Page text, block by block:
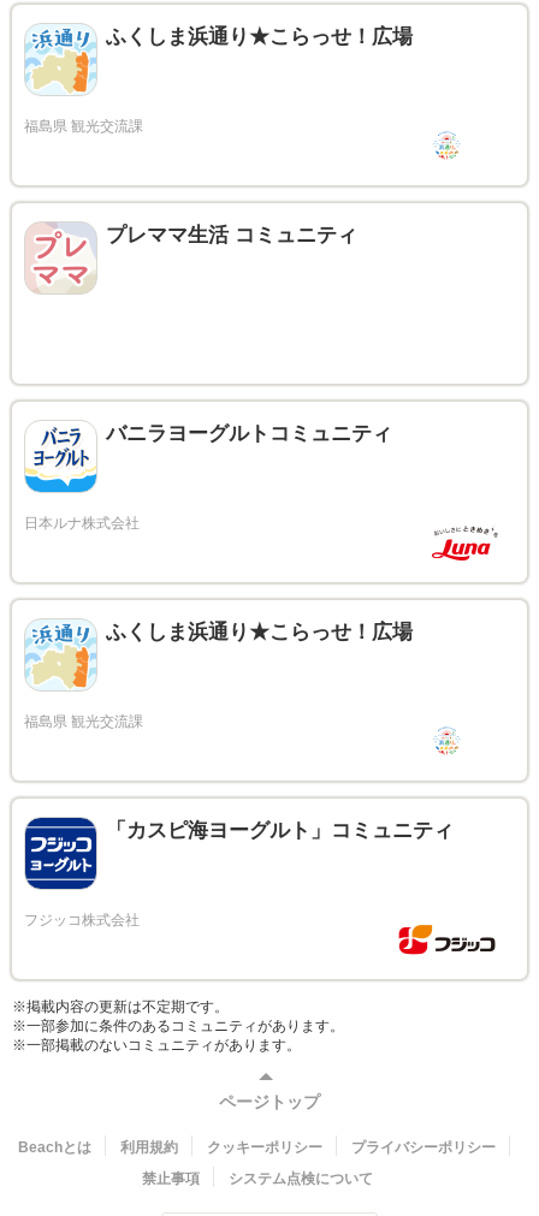
ふくしま浜通り★こらっせ！広場
プレママ生活 コミュニティ
バニラヨーグルトコミュニティ
ふくしま浜通り★こらっせ！広場
「カスピ海ヨーグルト」コミュニティ
※掲載内容の更新は不定期です。
※一部参加に条件のあるコミュニティがあります。
※一部掲載のないコミュニティがあります。
ページトップ
Beachとは 利用規約 クッキーポリシー
プライバシーポリシー
禁止事項
システム点検について